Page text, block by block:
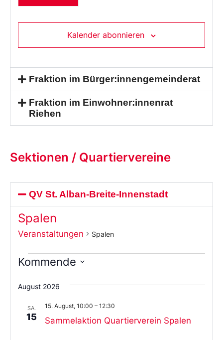
Kalender abonnieren
Fraktion im Bürger:innengemeinderat
Fraktion im Einwohner:innenrat
Riehen
Sektionen / Quartiervereine
QV St. Alban-Breite-Innenstadt
Spalen
Veranstaltungen Spalen
Kommende
Sie
das
aus.
August 2026
SA.
15 Sammelaktion Quartierverein Spalen
15. August, 10:00 – 12:30